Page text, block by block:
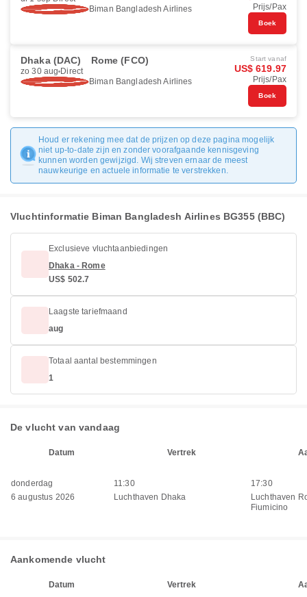
Biman Bangladesh Airlines
Prijs/Pax
Boek
Dhaka (DAC) Rome (FCO)
zo 30 aug Direct
Biman Bangladesh Airlines
Start vanaf
US$ 619.97
Prijs/Pax
Boek
Houd er rekening mee dat de prijzen op deze pagina mogelijk
niet up-to-date zijn en zonder voorafgaande kennisgeving
kunnen worden gewijzigd. Wij streven ernaar de meest
nauwkeurige en actuele informatie te verstrekken.
Vluchtinformatie Biman Bangladesh Airlines BG355 (BBC)
Exclusieve vluchtaanbiedingen
Dhaka - Rome
US$ 502.7
Laagste tariefmaand
aug
Totaal aantal bestemmingen
1
De vlucht van vandaag
Datum Vertrek
donderdag
6 augustus 2026
11:30
Luchthaven Dhaka
17:30
Luchthaven
Fiumicino
Aankomende vlucht
Datum Vertrek